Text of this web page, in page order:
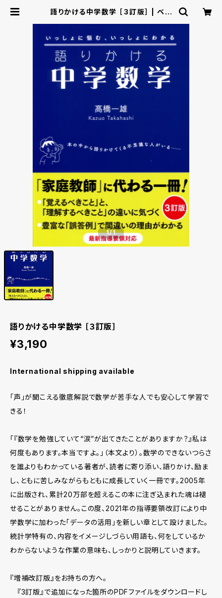
語りかける中学数学 ［３訂版］ | ベレ
1/1
語りかける中学数学 ［３訂版］
¥3,190
International shipping available
「声」が聞こえる徹底解説で数学が苦手な人でも安心して学習で
きる！
「『数学を勉強していて“涙”が出てきたことがありますか？』私は
何度もあります。本当ですよ。」（本文より）。数学のできないつらさ
を誰よりもわかっている著者が、読者に寄り添い、語りかけ、励ま
し、ともに苦しみながらもともに成長していく一冊です。2005年
に出版され、累計20万部を超えるこの本に注ぎ込まれた魂は褪
せることがありません。この度、2021年の指導要領改訂により中
学数学に加わった「データの活用」を新しい章として設けました。
統計学特有の、内容をイメージしづらい用語も、何をしているか
わからないような作業の意味も、しっかりと説明していきます。
『増補改訂版』をお持ちの方へ。
『3訂版』で追加になった箇所のPDFファイルをダウンロードし